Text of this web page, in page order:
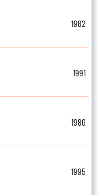
1982
1991
1986
1995